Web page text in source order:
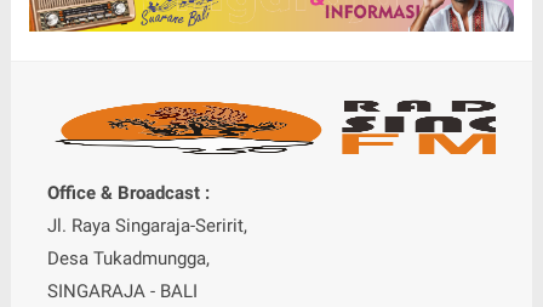
Office & Broadcast :
Jl. Raya Singaraja-Seririt,
Desa Tukadmungga,
SINGARAJA - BALI